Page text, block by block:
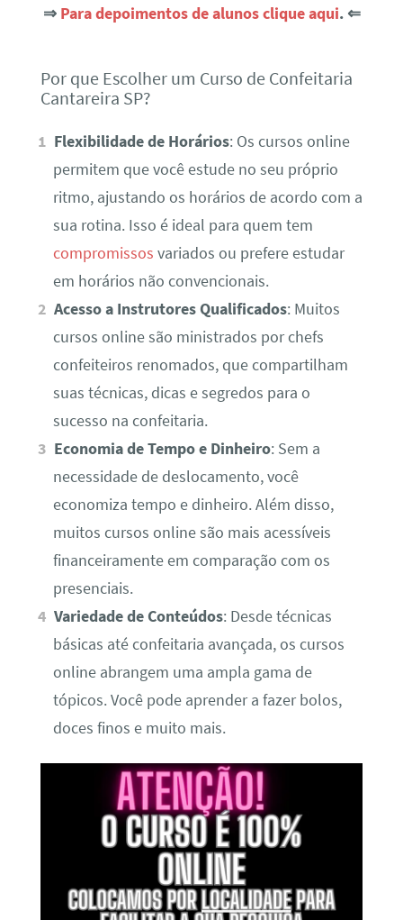
⇒ Para depoimentos de alunos clique aqui. ⇐
Por que Escolher um Curso de Confeitaria
Cantareira SP?
Flexibilidade de Horários: Os cursos online
permitem que você estude no seu próprio
ritmo, ajustando os horários de acordo com a
sua rotina. Isso é ideal para quem tem
compromissos variados ou prefere estudar
em horários não convencionais.
Acesso a Instrutores Qualificados: Muitos
cursos online são ministrados por chefs
confeiteiros renomados, que compartilham
suas técnicas, dicas e segredos para o
sucesso na confeitaria.
Economia de Tempo e Dinheiro: Sem a
necessidade de deslocamento, você
economiza tempo e dinheiro. Além disso,
muitos cursos online são mais acessíveis
financeiramente em comparação com os
presenciais.
Variedade de Conteúdos: Desde técnicas
básicas até confeitaria avançada, os cursos
online abrangem uma ampla gama de
tópicos. Você pode aprender a fazer bolos,
doces finos e muito mais.